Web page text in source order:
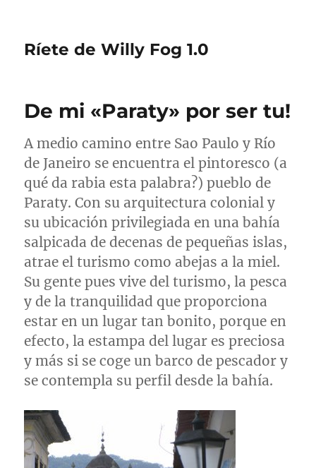
Ríete de Willy Fog 1.0
De mi «Paraty» por ser tu!
A medio camino entre Sao Paulo y Río
de Janeiro se encuentra el pintoresco (a
qué da rabia esta palabra?) pueblo de
Paraty. Con su arquitectura colonial y
su ubicación privilegiada en una bahía
salpicada de decenas de pequeñas islas,
atrae el turismo como abejas a la miel.
Su gente pues vive del turismo, la pesca
y de la tranquilidad que proporciona
estar en un lugar tan bonito, porque en
efecto, la estampa del lugar es preciosa
y más si se coge un barco de pescador y
se contempla su perfil desde la bahía.